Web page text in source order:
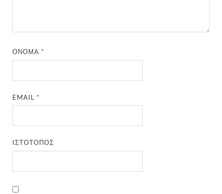
ΌΝΟΜΑ*
EMAIL*
ΙΣΤΌΤΟΠΟΣ